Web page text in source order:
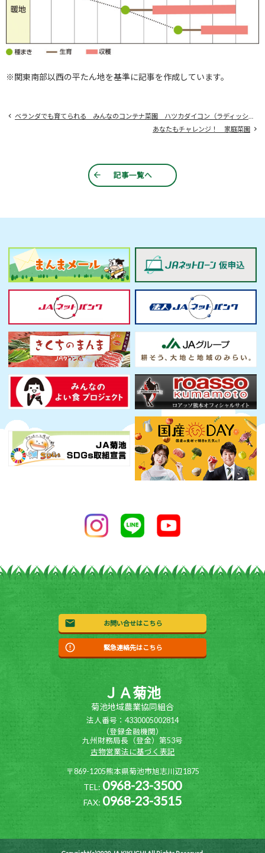
※関東南部以西の平たん地を基準に記事を作成しています。
あなたもチャレンジ！ 家庭菜園
記事一覧へ
お問い合せはこちら
緊急連絡先はこちら
ＪＡ菊池
菊池地域農業協同組合
法人番号：4330005002814
（登録金融機関）
九州財務局長（登金）第53号
古物営業法に基づく表記
〒869-1205熊本県菊池市旭志川辺1875
TEL: 0968-23-3500
FAX: 0968-23-3515